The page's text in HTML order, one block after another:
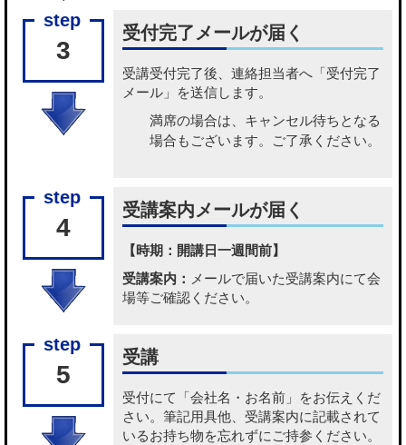
3
受付完了メールが届く
受講受付完了後、連絡担当者へ「受付完了
メール」を送信します。
満席の場合は、キャンセル待ちとなる
場合もございます。ご了承ください。
4
受講案内メールが届く
【時期：開講日一週間前】
受講案内： メールで届いた受講案内にて会
場等ご確認ください。
5
受講
受付にて「会社名・お名前」をお伝えくだ
さい。筆記用具他、受講案内に記載されて
いるお持ち物を忘れずにご持参ください。